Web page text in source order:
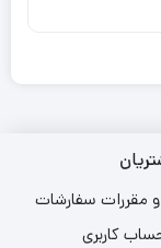
و مقررات سفارشات
کاربری